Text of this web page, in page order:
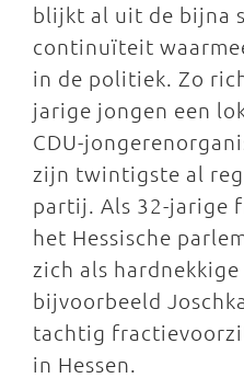
blijkt al uit de bijna
continuïteit
in de politiek. Zo
jarige jongen een
CDU-
zijn twintigste al
partij. Als 32-jarige
het Hessische
zich als
bijvoorbeeld
tachtig
in Hessen.